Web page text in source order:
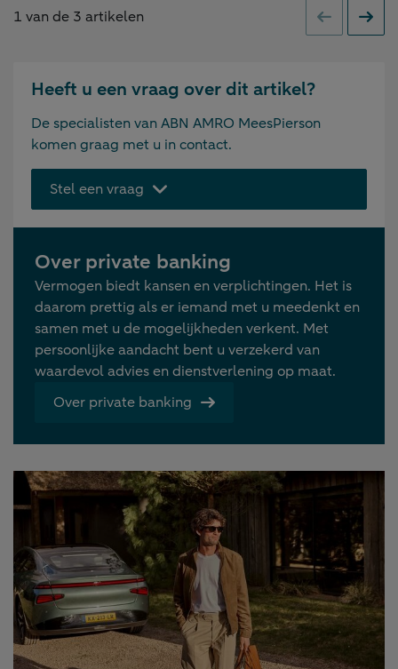
1 van de 3 artikelen Vorige
Heeft u een vraag over dit artikel?
De specialisten van ABN AMRO MeesPierson
komen graag met u in contact.
Stel een vraag
Over private banking
Vermogen biedt kansen en verplichtingen. Het is
daarom prettig als er iemand met u meedenkt en
samen met u de mogelijkheden verkent. Met
persoonlijke aandacht bent u verzekerd van
waardevol advies en dienstverlening op maat.
Over private banking